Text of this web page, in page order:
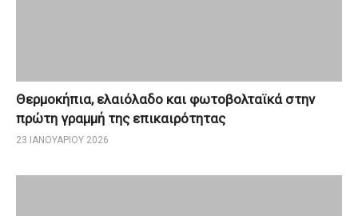
Θερμοκήπια, ελαιόλαδο και φωτοβολταϊκά στην
πρώτη γραμμή της επικαιρότητας
23 ΙΑΝΟΥΑΡΊΟΥ 2026